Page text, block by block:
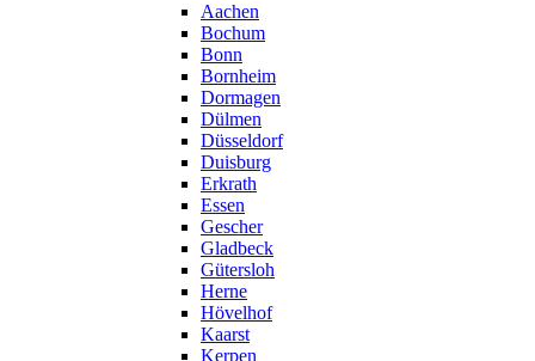
Aachen
Bochum
Bonn
Bornheim
Dormagen
Dülmen
Düsseldorf
Duisburg
Erkrath
Essen
Gescher
Gladbeck
Gütersloh
Herne
Hövelhof
Kaarst
Kerpen